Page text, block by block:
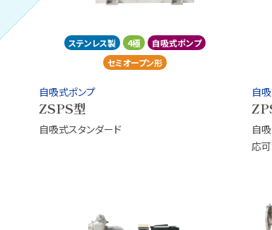
ステンレス製 4極
自吸式ポンプ
セミオープン形
自吸式ポンプ
ZSPS型
自吸式スタンダード
自
自
応